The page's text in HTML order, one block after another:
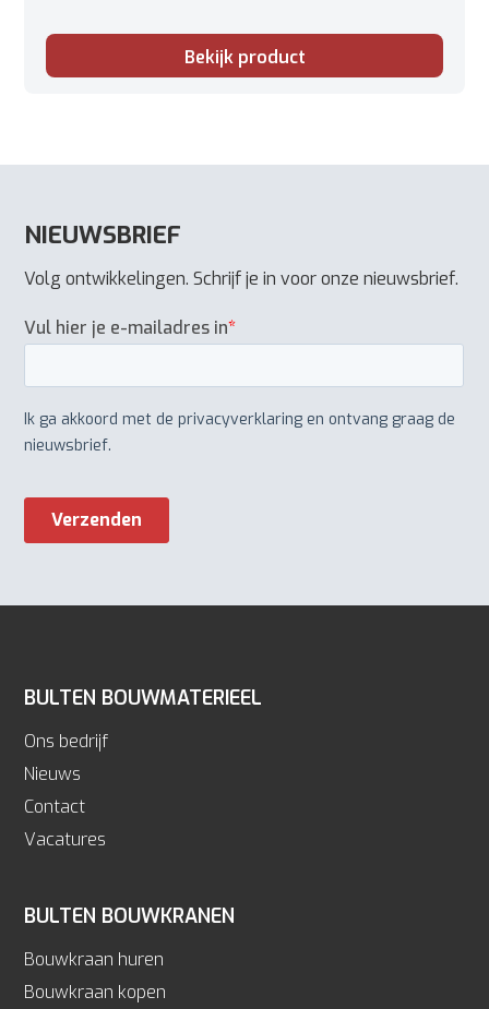
Bekijk product
NIEUWSBRIEF
Volg ontwikkelingen. Schrijf je in voor onze nieuwsbrief.
BULTEN BOUWMATERIEEL
Ons bedrijf
Nieuws
Contact
Vacatures
BULTEN BOUWKRANEN
Bouwkraan huren
Bouwkraan kopen